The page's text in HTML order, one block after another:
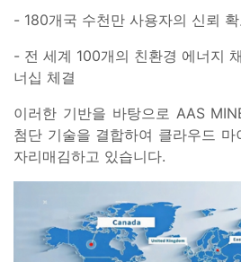
- 180개국 수천만 사용자의 신뢰 확
- 전 세계 100개의 친환경 에너지
너십 체결
이러한 기반을 바탕으로 AAS
첨단 기술을 결합하여 클라우드 마
자리매김하고 있습니다.